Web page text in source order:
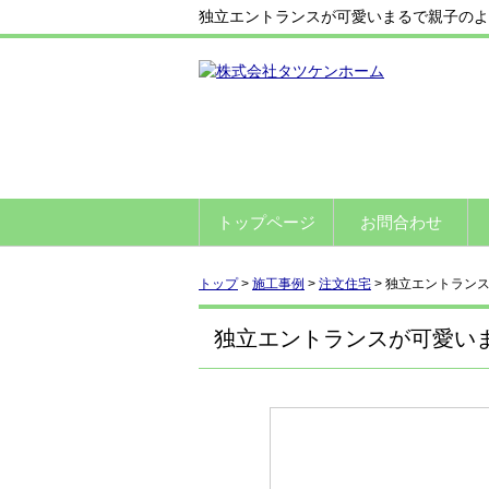
独立エントランスが可愛いまるで親子の
トップページ お問合わせ
トップ> 施工事例 > 注文住宅 > 独立エントラン
独立エントランスが可愛い